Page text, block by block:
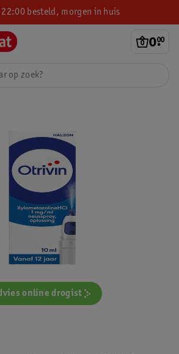
22:00 besteld, morgen in huis
0.
00
online drogist